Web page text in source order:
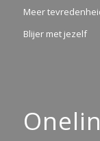
Meer
Blijer met jezelf